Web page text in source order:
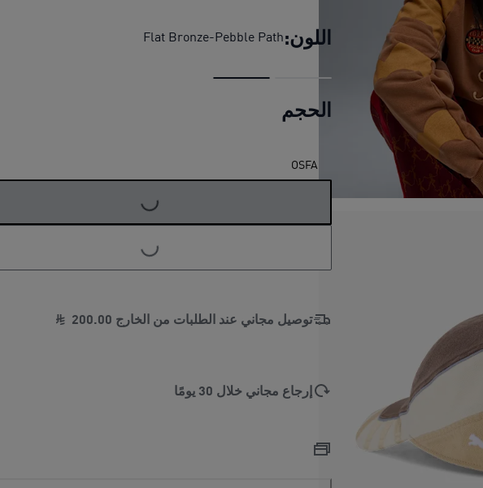
اللون:Flat Bronze-Pebble Path
الحجم
OSFA
G
.
G
.
توصيل مجاني عند الطلبات من الخارج 200.00
إرجاع مجاني خلال 30 يومًا